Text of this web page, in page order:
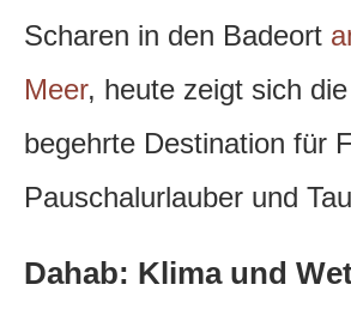
Scharen in den Badeort
Meer, heute zeigt sich
begehrte Destination für
Pauschalurlauber und
Dahab: Klima und